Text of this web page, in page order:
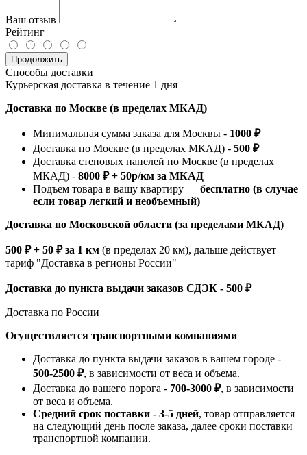
Ваш отзыв
Рейтинг
Продолжить
Способы доставки
Курьерская доставка в течение 1 дня
Доставка по Москве (в пределах МКАД)
Минимальная сумма заказа для Москвы - 1000 ₽
Доставка по Москве (в пределах МКАД) - 500 ₽
Доставка стеновых панелей по Москве (в пределах
МКАД) - 8000 ₽ + 50р/км за МКАД
Подъем товара в вашу квартиру — бесплатно (в случае
если товар легкий и необъемный)
Доставка по Московской области (за пределами МКАД)
500 ₽ + 50 ₽ за 1 км (в пределах 20 км), дальше действует
тариф "Доставка в регионы России"
Доставка до пункта выдачи заказов СДЭК - 500 ₽
Доставка по России
Осуществляется транспортными компаниями
Доставка до пункта выдачи заказов в вашем городе -
500-2500 ₽, в зависимости от веса и объема.
Доставка до вашего порога - 700-3000 ₽, в зависимости
от веса и объема.
Средний срок поставки - 3-5 дней, товар отправляется
на следующий день после заказа, далее сроки поставки
транспортной компании.